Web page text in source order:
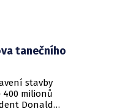
tanečního
stavby
milionů
Donald